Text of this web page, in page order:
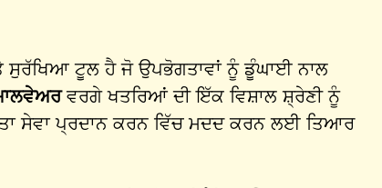
ਸੁਰੱਖਿਆ ਟੂਲ ਹੈ ਜੋ ਉਪਭੋਗਤਾਵਾਂ ਨੂੰ ਡੂੰਘਾਈ ਨਾਲ
ਵਰਗੇ ਖਤਰਿਆਂ ਦੀ ਇੱਕ ਵਿਸ਼ਾਲ ਸ਼੍ਰੇਣੀ ਨੂੰ
ਸੇਵਾ ਪ੍ਰਦਾਨ ਕਰਨ ਵਿੱਚ ਮਦਦ ਕਰਨ ਲਈ ਤਿਆਰ